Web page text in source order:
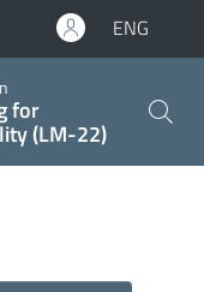
ENG
for
(LM-22)